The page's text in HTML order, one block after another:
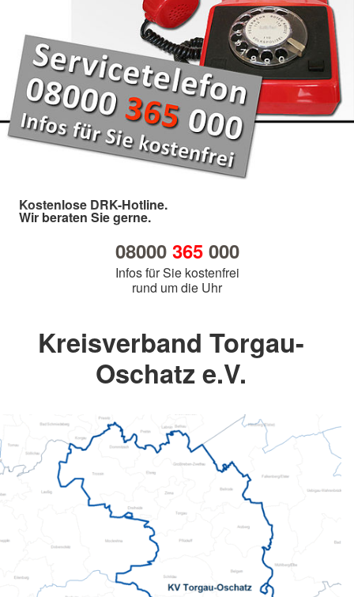
Kostenlose DRK-Hotline.
Wir beraten Sie gerne.
08000 365000
Infos für Sie kostenfrei
rund um die Uhr
Kreisverband Torgau-
Oschatz e.V.